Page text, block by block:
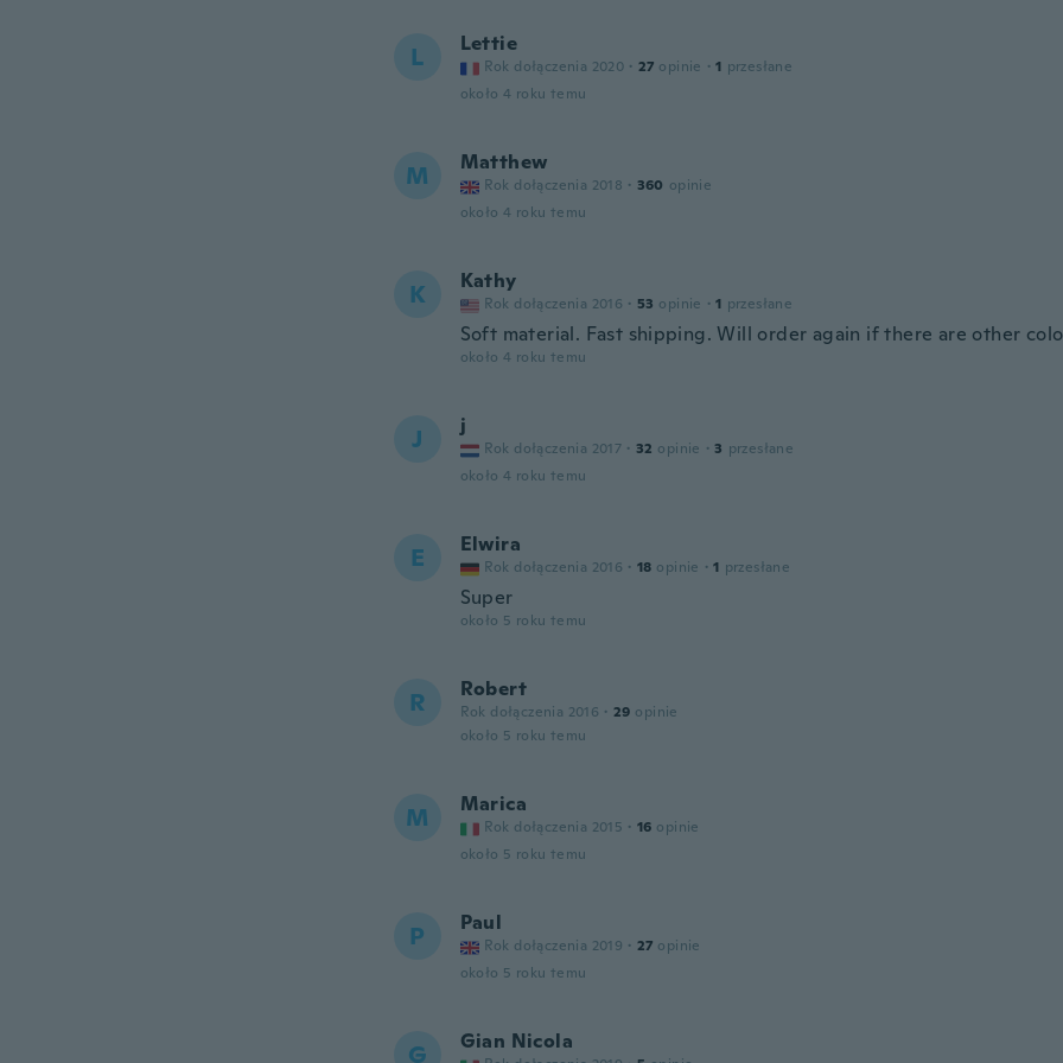
L Lettie
Rok dołączenia 2020 · 27 opinie · 1 przesłane
około 4 roku temu
M Matthew
Rok dołączenia 2018 · 360 opinie
około 4 roku temu
K Kathy
Rok dołączenia 2016 · 53 opinie · 1 przesłane
Soft material. Fast shipping. Will order again if there are other
około 4 roku temu
J j
Rok dołączenia 2017 · 32 opinie · 3 przesłane
około 4 roku temu
E Elwira
Rok dołączenia 2016 · 18 opinie · 1 przesłane
Super
około 5 roku temu
R Robert
Rok dołączenia 2016 · 29 opinie
około 5 roku temu
M Marica
Rok dołączenia 2015 · 16 opinie
około 5 roku temu
P Paul
Rok dołączenia 2019 · 27 opinie
około 5 roku temu
G Gian Nicola